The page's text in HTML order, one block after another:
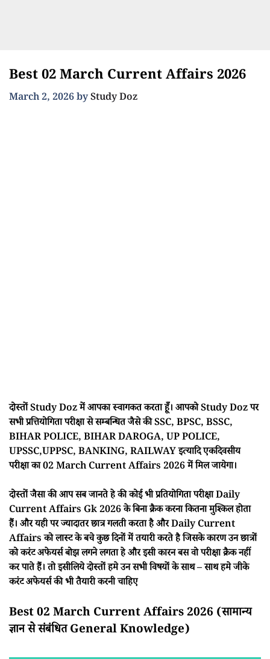
Best 02 March Current Affairs 2026
March 2, 2026byStudy Doz
दोस्तों Study Doz में आपका स्वागकत करता हूँ। आपको Study Doz पर
सभी प्रत्तियोगिता परीक्षा से सम्बन्धित जैसे की SSC, BPSC, BSSC,
BIHAR POLICE, BIHAR DAROGA, UP POLICE,
UPSSC,UPPSC, BANKING, RAILWAY इत्यादि एकदिवसीय
परीक्षा का 02 March Current Affairs 2026 में मिल जायेगा।
दोस्तों जैसा की आप सब जानते हे की कोई भी प्रतियोगिता परीक्षा Daily
Current Affairs Gk 2026 के बिना क्रैक करना कितना मुश्किल होता
हैं। और यही पर ज्यादातर छात्र गलती करता है और Daily Current
Affairs को लास्ट के बचे कुछ दिनों में तयारी करते है जिसके कारण उन छात्रों
को करंट अफेयर्स बोझ लगने लगता हे और इसी कारन बस वो परीक्षा क्रैक नहीं
कर पाते हैं। तो इसीलिये दोस्तों हमे उन सभी विषयों के साथ – साथ हमे जीके
करंट अफेयर्स की भी तैयारी करनी चाहिए
Best 02 March Current Affairs 2026 (सामान्य
ज्ञान से संबंधित General Knowledge)